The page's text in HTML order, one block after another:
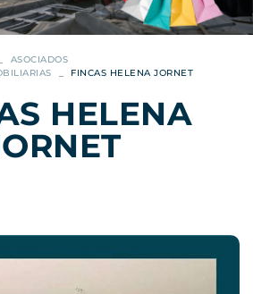
ASOCIADOS
FINCAS HELENA JORNET
HELENA